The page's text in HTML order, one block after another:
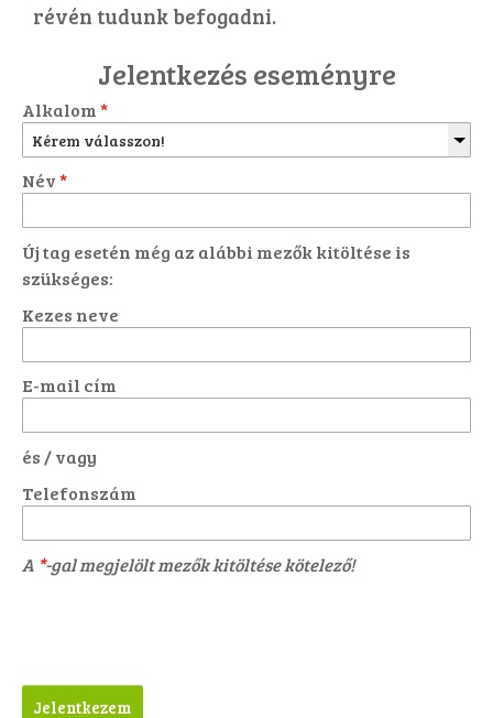
révén tudunk befogadni.
Jelentkezés eseményre
Alkalom*
Név*
Új tag esetén még az alábbi mezők kitöltése is
szükséges:
Kezes neve
E-mail cím
és / vagy
Telefonszám
A *-gal megjelölt mezők kitöltése kötelező!